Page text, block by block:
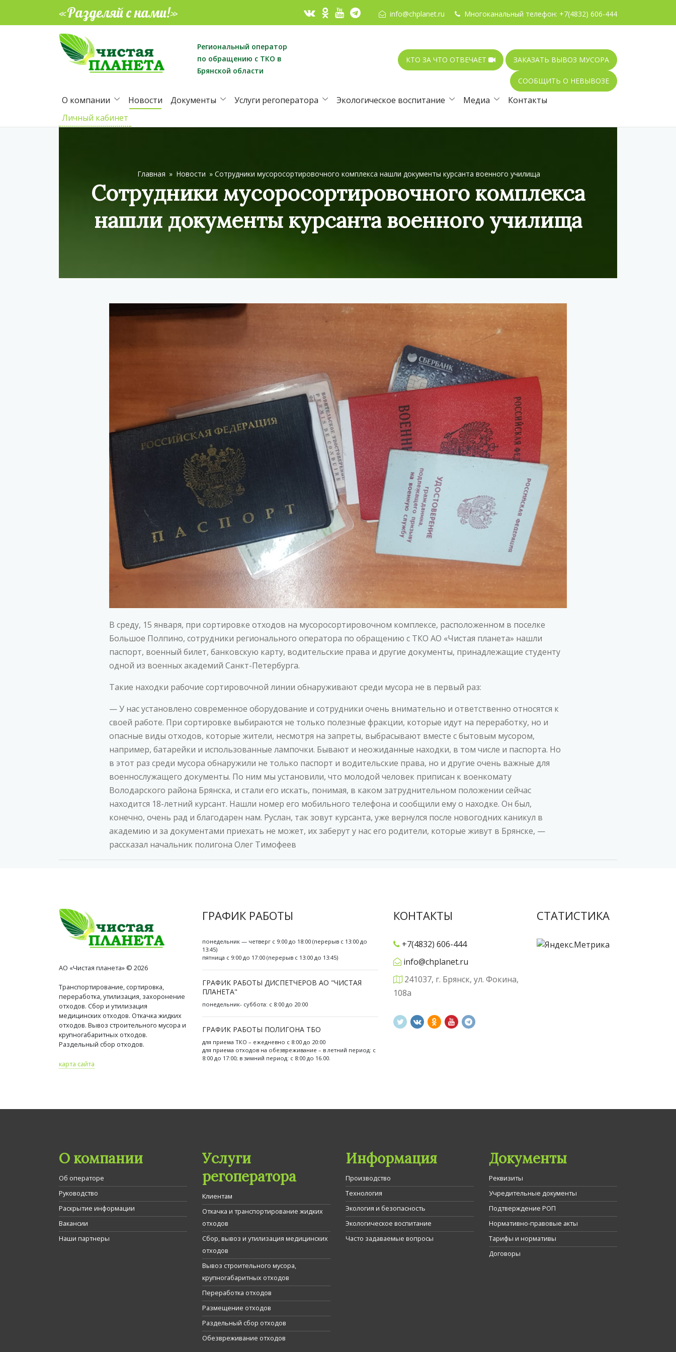
«Разделяй с нами!» info@chplanet.ru Многоканальный телефон: +7(4832) 606-444
Региональный оператор
по обращению с ТКО в
Брянской области
КТО ЗА ЧТО ОТВЕЧАЕТ ЗАКАЗАТЬ ВЫВОЗ МУСОРА
СООБЩИТЬ О НЕВЫВОЗЕ
О компании Новости Документы Услуги регоператора Экологическое воспитание Медиа
Контакты
Личный кабинет
Главная » Новости » Сотрудники мусоросортировочного комплекса нашли документы курсанта военного училища
Сотрудники мусоросортировочного комплекса
нашли документы курсанта военного училища
В среду, 15 января, при сортировке отходов на мусоросортировочном комплексе, расположенном в поселке
Большое Полпино, сотрудники регионального оператора по обращению с ТКО АО «Чистая планета» нашли
паспорт, военный билет, банковскую карту, водительские права и другие документы, принадлежащие студенту
одной из военных академий Санкт-Петербурга.
Такие находки рабочие сортировочной линии обнаруживают среди мусора не в первый раз:
— У нас установлено современное оборудование и сотрудники очень внимательно и ответственно относятся к
своей работе. При сортировке выбираются не только полезные фракции, которые идут на переработку, но и
опасные виды отходов, которые жители, несмотря на запреты, выбрасывают вместе с бытовым мусором,
например, батарейки и использованные лампочки. Бывают и неожиданные находки, в том числе и паспорта. Но
в этот раз среди мусора обнаружили не только паспорт и водительские права, но и другие очень важные для
военнослужащего документы. По ним мы установили, что молодой человек приписан к военкомату
Володарского района Брянска, и стали его искать, понимая, в каком затруднительном положении сейчас
находится 18-летний курсант. Нашли номер его мобильного телефона и сообщили ему о находке. Он был,
конечно, очень рад и благодарен нам. Руслан, так зовут курсанта, уже вернулся после новогодних каникул в
академию и за документами приехать не может, их заберут у нас его родители, которые живут в Брянске, —
рассказал начальник полигона Олег Тимофеев
АО «Чистая планета» © 2026
Транспортирование, сортировка,
переработка, утилизация, захоронение
отходов. Сбор и утилизация
медицинских отходов. Откачка жидких
отходов. Вывоз строительного мусора и
крупногабаритных отходов.
Раздельный сбор отходов.
карта сайта
ГРАФИК РАБОТЫ
понедельник — четверг с 9:00 до 18:00 (перерыв с 13:00 до
13:45)
пятница с 9:00 до 17:00 (перерыв с 13:00 до 13:45)
ГРАФИК РАБОТЫ ДИСПЕТЧЕРОВ АО "ЧИСТАЯ
ПЛАНЕТА"
понедельник- суббота: с 8:00 до 20:00
ГРАФИК РАБОТЫ ПОЛИГОНА ТБО
для приема ТКО – ежедневно с 8:00 до 20:00
для приема отходов на обезвреживание – в летний период: с
8:00 до 17:00; в зимний период: с 8:00 до 16.00.
КОНТАКТЫ
+7(4832) 606-444
info@chplanet.ru
241037, г. Брянск, ул. Фокина,
108а
СТАТИСТИКА
О компании
Об операторе
Руководство
Раскрытие информации
Вакансии
Наши партнеры
Услуги
регоператора
Клиентам
Откачка и транспортирование жидких
отходов
Сбор, вывоз и утилизация медицинских
отходов
Вывоз строительного мусора,
крупногабаритных отходов
Переработка отходов
Размещение отходов
Раздельный сбор отходов
Обезвреживание отходов
Информация
Производство
Технология
Экология и безопасность
Экологическое воспитание
Часто задаваемые вопросы
Документы
Реквизиты
Учредительные документы
Подтверждение РОП
Нормативно-правовые акты
Тарифы и нормативы
Договоры